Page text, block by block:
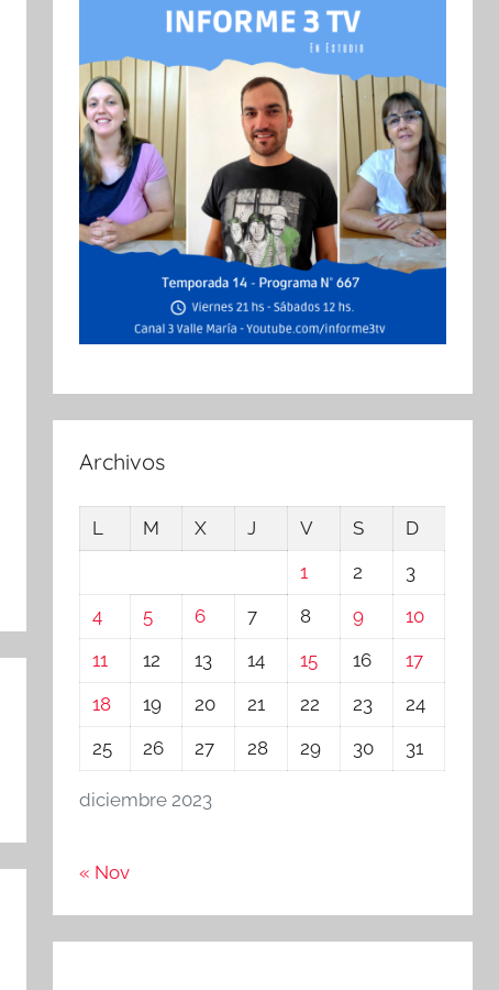
Archivos
diciembre 2023
L M X J V S
D
1
2
3
4
5 6 7 8 9
10
11
12 13 14 15 16
17
18
19 20 21 22 23
24
25
26 27 28 29 30 31
« Nov